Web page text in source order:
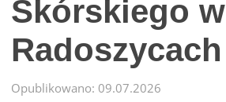
Skórskiego w
Radoszycach
Opublikowano: 09.07.2026